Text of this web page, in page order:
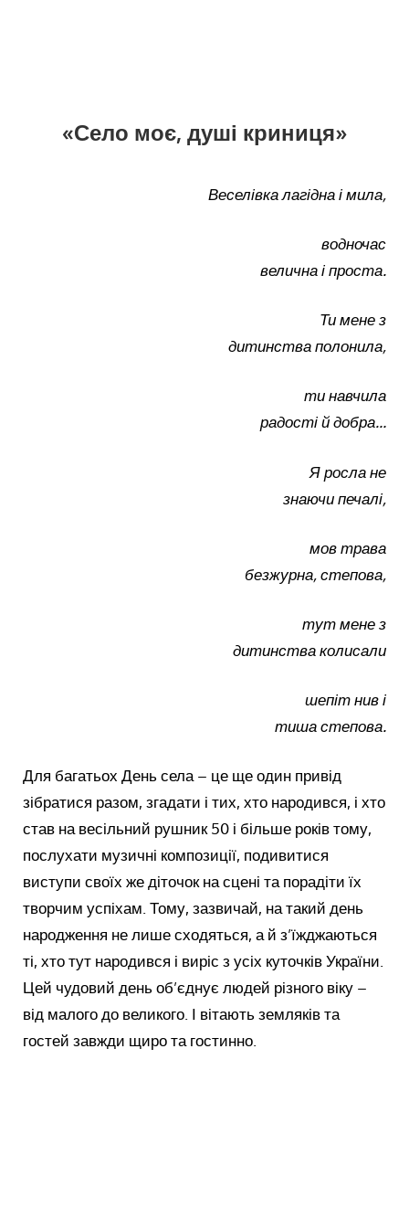
«Село моє, душі криниця»
Веселівка лагідна і мила,
водночас
велична і проста.
Ти мене з
дитинства полонила,
ти навчила
радості й добра…
Я росла не
знаючи печалі,
мов трава
безжурна, степова,
тут мене з
дитинства колисали
шепіт нив і
тиша степова.
Для багатьох День села – це ще один привід
зібратися разом, згадати і тих, хто народився, і хто
став на весільний рушник 50 і більше років тому,
послухати музичні композиції, подивитися
виступи своїх же діточок на сцені та порадіти їх
творчим успіхам. Тому, зазвичай, на такий день
народження не лише сходяться, а й з’їжджаються
ті, хто тут народився і виріс з усіх куточків України.
Цей чудовий день об’єднує людей різного віку –
від малого до великого. І вітають земляків та
гостей завжди щиро та гостинно.